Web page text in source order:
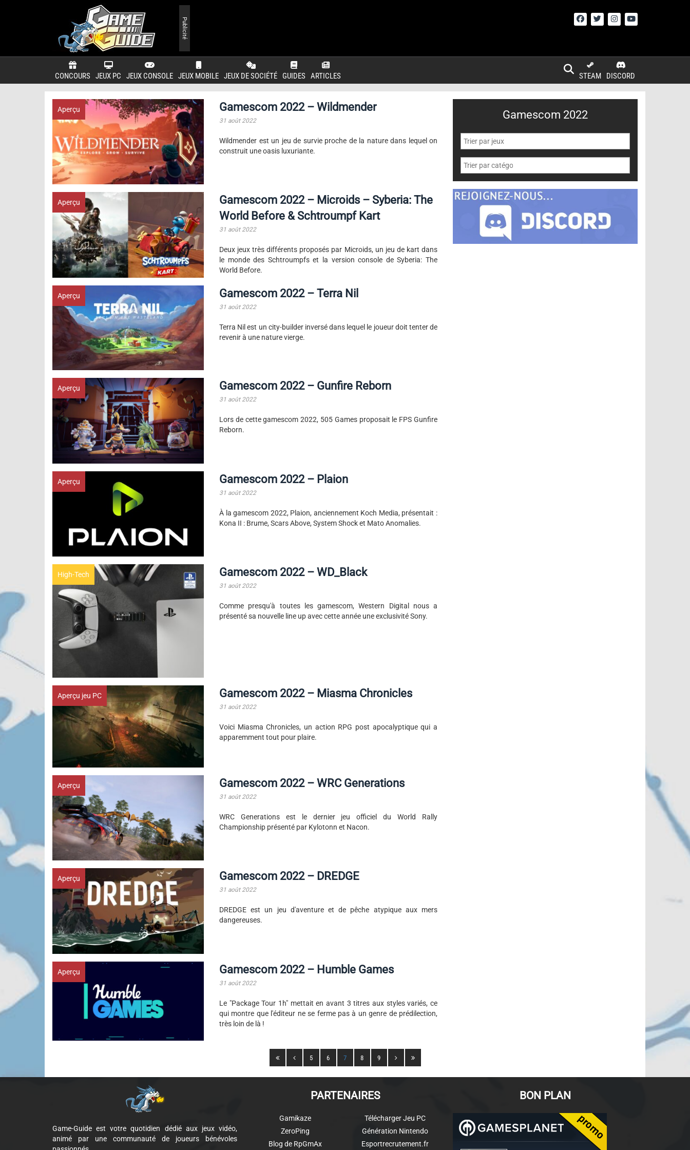
CONCOURS JEUX PC JEUX CONSOLE JEUX MOBILE JEUX DE SOCIÉTÉ GUIDES ARTICLES DISCORD
STEAM
Publicité
Aperçu Gamescom 2022 – Wildmender
31 août 2022
Wildmender est un jeu de survie proche de la nature dans lequel on
construit une oasis luxuriante.
Aperçu
Gamescom 2022 – Microids – Syberia: The
World Before & Schtroumpf Kart
31 août 2022
Deux jeux très différents proposés par Microids, un jeu de kart dans
le monde des Schtroumpfs et la version console de Syberia: The
World Before.
Aperçu Gamescom 2022 – Terra Nil
31 août 2022
Terra Nil est un city-builder inversé dans lequel le joueur doit tenter de
revenir à une nature vierge.
Aperçu Gamescom 2022 – Gunfire Reborn
31 août 2022
Lors de cette gamescom 2022, 505 Games proposait le FPS Gunfire
Reborn.
Aperçu Gamescom 2022 – Plaion
31 août 2022
À la gamescom 2022, Plaion, anciennement Koch Media, présentait :
Kona II : Brume, Scars Above, System Shock et Mato Anomalies.
High-Tech Gamescom 2022 – WD_Black
31 août 2022
Comme presqu'à toutes les gamescom, Western Digital nous a
présenté sa nouvelle line up avec cette année une exclusivité Sony.
Aperçu jeu PC Gamescom 2022 – Miasma Chronicles
31 août 2022
Voici Miasma Chronicles, un action RPG post apocalyptique qui a
apparemment tout pour plaire.
Aperçu Gamescom 2022 – WRC Generations
31 août 2022
WRC Generations est le dernier jeu officiel du World Rally
Championship présenté par Kylotonn et Nacon.
Aperçu Gamescom 2022 – DREDGE
31 août 2022
DREDGE est un jeu d'aventure et de pêche atypique aux mers
dangereuses.
Aperçu Gamescom 2022 – Humble Games
31 août 2022
Le "Package Tour 1h" mettait en avant 3 titres aux styles variés, ce
qui montre que l'éditeur ne se ferme pas à un genre de prédilection,
très loin de là !
Gamescom 2022
5 6 7 8 9
Game-Guide est votre quotidien dédié aux jeux vidéo,
animé par une communauté de joueurs bénévoles
PARTENAIRES
Gamikaze
ZeroPing
Blog de RpGmAx
Télécharger Jeu PC
Génération Nintendo
Esportrecrutement.fr
BON PLAN